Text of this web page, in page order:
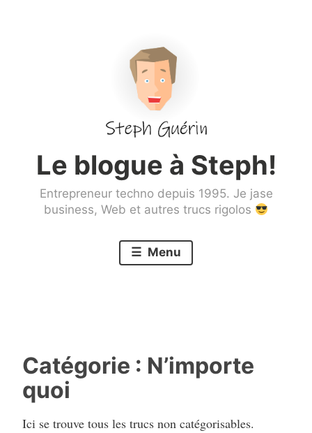
Le blogue à Steph!
Entrepreneur techno depuis 1995. Je jase
business, Web et autres trucs rigolos
Menu
Catégorie : N’importe
quoi
Ici se trouve tous les trucs non catégorisables.